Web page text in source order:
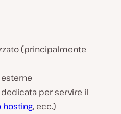
(principalmente
esterne
per servire il
hosting, ecc.)